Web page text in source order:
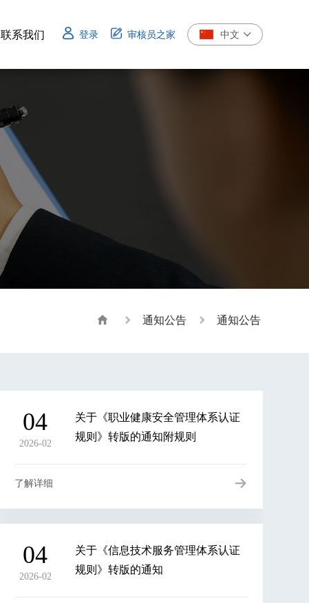
联系我们 登录 审核员之家 中文
通知公告 通知公告
04
2026-02
关于《职业健康安全管理体系认证
规则》转版的通知附规则
了解详细
04
2026-02
关于《信息技术服务管理体系认证
规则》转版的通知